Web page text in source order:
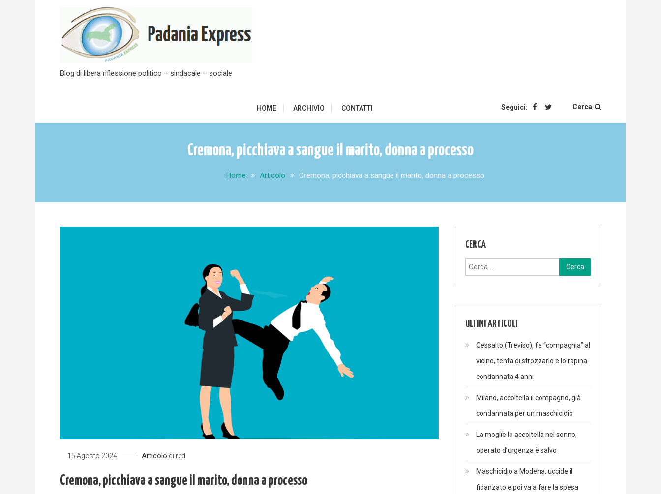
Blog di libera riflessione politico – sindacale – sociale
HOME ARCHIVIO CONTATTI Seguici: Cerca
Cremona, picchiava a sangue il marito, donna a processo
Home Articolo Cremona, picchiava a sangue il marito, donna a processo
15 Agosto 2024 Articolo di red
Cremona, picchiava a sangue il marito, donna a processo
CERCA
Ricerca
per:
ULTIMI ARTICOLI
Cessalto (Treviso), fa “compagnia” al
vicino, tenta di strozzarlo e lo rapina
condannata 4 anni
Milano, accoltella il compagno, già
condannata per un maschicidio
La moglie lo accoltella nel sonno,
operato d’urgenza è salvo
Maschicidio a Modena: uccide il
fidanzato e poi va a fare la spesa